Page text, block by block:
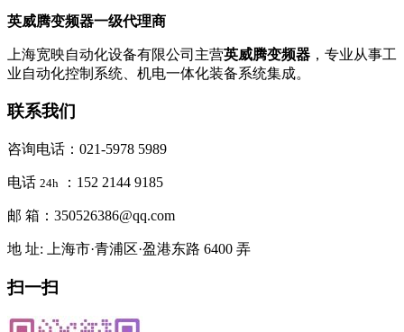
英威腾变频器一级代理商
上海宽映自动化设备有限公司主营英威腾变频器 ，专业从事工
业自动化控制系统、机电一体化装备系统集成。
联系我们
咨询电话：021-5978 5989
电话 24h ：152 2144 9185
邮 箱：350526386@qq.com
地 址: 上海市·青浦区·盈港东路 6400 弄
扫一扫